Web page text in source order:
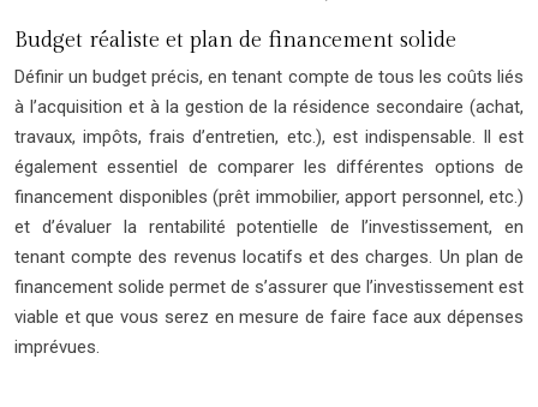
Budget réaliste et plan de financement solide
Définir un budget précis, en tenant compte de tous les coûts liés
à l’acquisition et à la gestion de la résidence secondaire (achat,
travaux, impôts, frais d’entretien, etc.), est indispensable. Il est
également essentiel de comparer les différentes options de
financement disponibles (prêt immobilier, apport personnel, etc.)
et d’évaluer la rentabilité potentielle de l’investissement, en
tenant compte des revenus locatifs et des charges. Un plan de
financement solide permet de s’assurer que l’investissement est
viable et que vous serez en mesure de faire face aux dépenses
imprévues.